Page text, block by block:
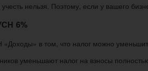
нельзя. Поэтому, если у вашего
6%
в том, что налог можно
уменьшают налог на взносы